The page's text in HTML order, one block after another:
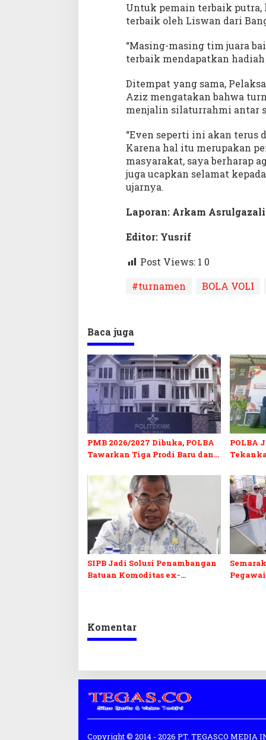
Untuk pemain terbaik putra,
terbaik oleh Liswan dari
“Masing-masing tim juara
terbaik mendapatkan
Ditempat yang sama,
Aziz mengatakan bahwa
menjalin silaturrahmi antar
“Even seperti ini akan terus
Karena hal itu merupakan
masyarakat, saya berharap
juga ucapkan selamat
ujarnya.
Laporan: Arkam Asrulgazali
Editor: Yusrif
Post Views: 1 0
#turnamen
BOLA VOLI
Baca juga
PMB 2026/2027 Dibuka, POLBA
Tawarkan Tiga Prodi Baru dan
POLBA
SIPB Jadi Solusi Penambangan
Batuan Komoditas ex-
Komentar
Copyright © 2014 - 2026 PT. TEGASCO MEDIA